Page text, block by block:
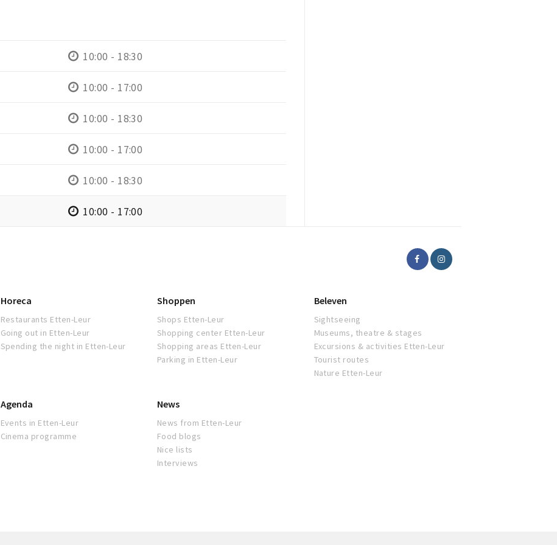
10:00 - 18:30
10:00 - 17:00
10:00 - 18:30
10:00 - 17:00
10:00 - 18:30
10:00 - 17:00
Horeca
Restaurants Etten-Leur
Going out in Etten-Leur
Spending the night in Etten-Leur
Shoppen
Shops Etten-Leur
Shopping center Etten-Leur
Shopping areas Etten-Leur
Parking in Etten-Leur
Beleven
Sightseeing
Museums, theatre & stages
Excursions & activities Etten-Leur
Tourist routes
Nature Etten-Leur
Agenda
Events in Etten-Leur
Cinema programme
News
News from Etten-Leur
Food blogs
Nice lists
Interviews